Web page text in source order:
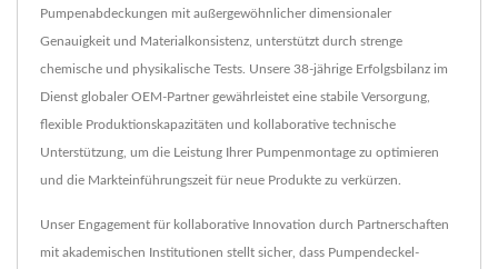
Pumpenabdeckungen mit außergewöhnlicher dimensionaler
Genauigkeit und Materialkonsistenz, unterstützt durch strenge
chemische und physikalische Tests. Unsere 38-jährige Erfolgsbilanz im
Dienst globaler OEM-Partner gewährleistet eine stabile Versorgung,
flexible Produktionskapazitäten und kollaborative technische
Unterstützung, um die Leistung Ihrer Pumpenmontage zu optimieren
und die Markteinführungszeit für neue Produkte zu verkürzen.
Unser Engagement für kollaborative Innovation durch Partnerschaften
mit akademischen Institutionen stellt sicher, dass Pumpendeckel-